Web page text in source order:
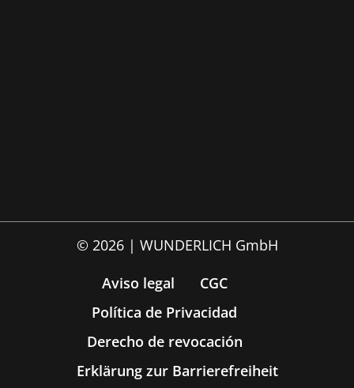
© 2026 | WUNDERLICH GmbH
Aviso legal
CGC
Política de Privacidad
Derecho de revocación
Erklärung zur Barrierefreiheit